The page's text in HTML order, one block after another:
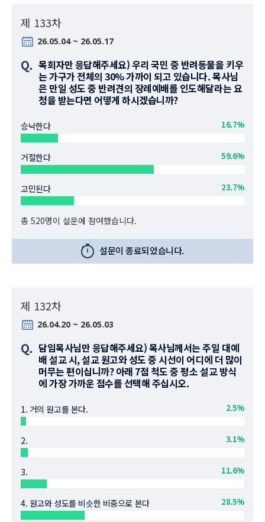
제 133차
26.05.04 ~ 26.05.17
Q. 목회자만 응답해주세요) 우리 국민 중 반려동물을 키우
는 가구가 전체의 30% 가까이 되고 있습니다. 목사님
은 만일 성도 중 반려견의 장례예배를 인도해달라는 요
청을 받는다면 어떻게 하시겠습니까?
승낙한다 16.7%
거절한다 59.6%
고민된다 23.7%
총 520명이 설문에 참여했습니다.
설문이 종료되었습니다.
제 132차
26.04.20 ~ 26.05.03
Q. 담임목사님만 응답해주세요) 목사님께서는 주일 대예
배 설교 시, 설교 원고와 성도 중 시선이 어디에 더 많이
머무는 편이십니까? 아래 7점 척도 중 평소 설교 방식
에 가장 가까운 점수를 선택해 주십시오.
1. 거의 원고를 본다. 2.5%
2. 3.1%
3. 11.6%
4. 원고와 성도를 비슷한 비중으로 본다 28.5%